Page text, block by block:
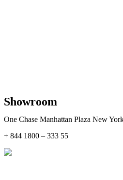
Showroom
One Chase Manhattan Plaza New
+ 844 1800 – 333 55